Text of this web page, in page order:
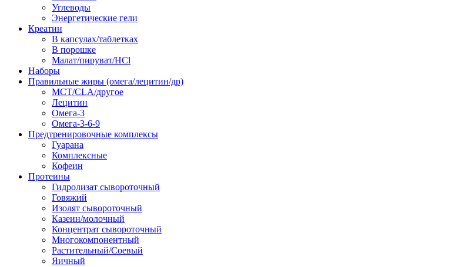
Углеводы
Энергетические гели
Креатин
В капсулах/таблетках
В порошке
Малат/пируват/HCl
Наборы
Правильные жиры (омега/лецитин/др)
MCT/CLA/другое
Лецитин
Омега-3
Омега-3-6-9
Предтренировочные комплексы
Гуарана
Комплексные
Кофеин
Протеины
Гидролизат сывороточный
Говяжий
Изолят сывороточный
Казеин/молочный
Концентрат сывороточный
Многокомпонентный
Растительный/Соевый
Яичный